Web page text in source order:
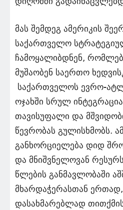
მას შემდეგ ამერიკის
საქართველო
ჩამოყალიბდნენ,
მუშაობენ საერთო
საქართველოს ევრო-
ოჯახში სრულ
თავისუფალი და
წევრობას გულისხმობს.
განხორციელება დიდ
და მნიშვნელოვან
წლების განმავლობაში
მხარდაჭერასთან
დასახმარებლად